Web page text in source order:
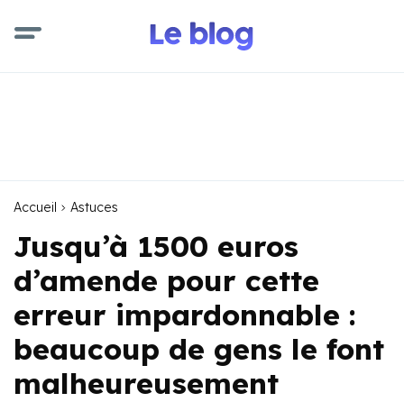
Accueil Astuces
Jusqu’à 1500 euros
d’amende pour cette
erreur impardonnable :
beaucoup de gens le font
malheureusement